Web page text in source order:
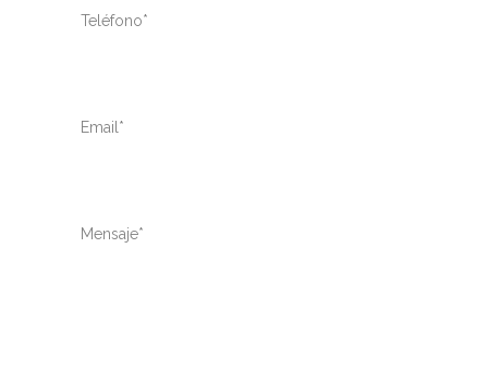
Teléfono*
Email*
Mensaje*